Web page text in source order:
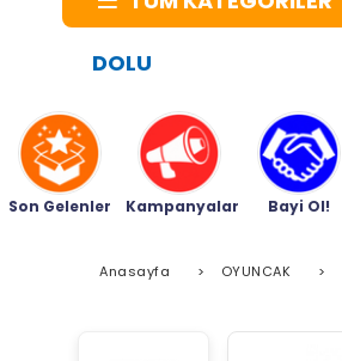
DOLU
Son Gelenler Kampanyalar Bayi Ol!
Anasayfa > OYUNCAK >